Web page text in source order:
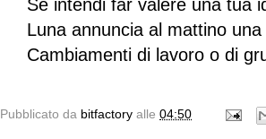
Se intendi far valere una tua
Luna annuncia al mattino
Cambiamenti di lavoro o di
Pubblicato da bitfactory alle 04:50